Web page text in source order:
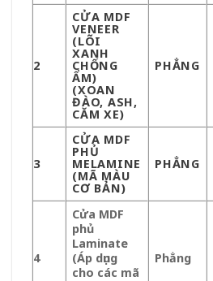
2
CỬA MDF
VENEER
(LÕI
XANH
CHỐNG
ẨM)
(XOAN
ĐÀO, ASH,
CĂM XE)
PHẲNG
3
CỬA MDF
PHỦ
MELAMINE
(MÃ MÀU
CƠ BẢN)
PHẲNG
4
Cửa MDF
phủ
Laminate
(Áp dụng
cho các mã
Phẳng